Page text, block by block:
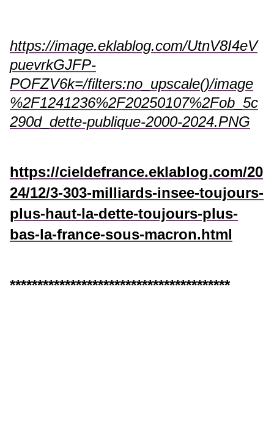
https://image.eklablog.com/UtnV8I4eV
puevrkGJFP-
POFZV6k=/filters:no_upscale()/image
%2F1241236%2F20250107%2Fob_5c
290d_dette-publique-2000-2024.PNG
https://cieldefrance.eklablog.com/20
24/12/3-303-milliards-insee-toujours-
plus-haut-la-dette-toujours-plus-
bas-la-france-sous-macron.html
****************************************